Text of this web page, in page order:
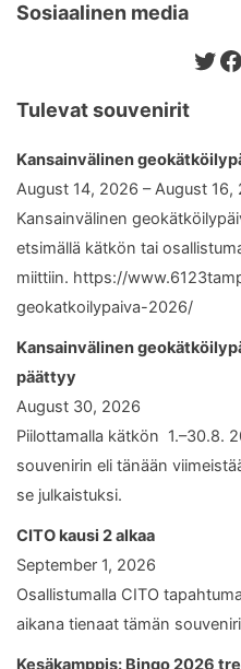
Sosiaalinen media
Tulevat souvenirit
Kansainvälinen
August 14, 2026 – August 16,
Kansainvälinen
etsimällä kätkön tai
miittiin. https://
geokatkoilypaiva-2026/
Kansainvälinen
päättyy
August 30, 2026
Piilottamalla kätkön 1.–30.8.
souvenirin eli tänään
se julkaistuksi.
CITO kausi 2 alkaa
September 1, 2026
Osallistumalla CITO
aikana tienaat tämän
Kesäkamppis: Bingo 2026